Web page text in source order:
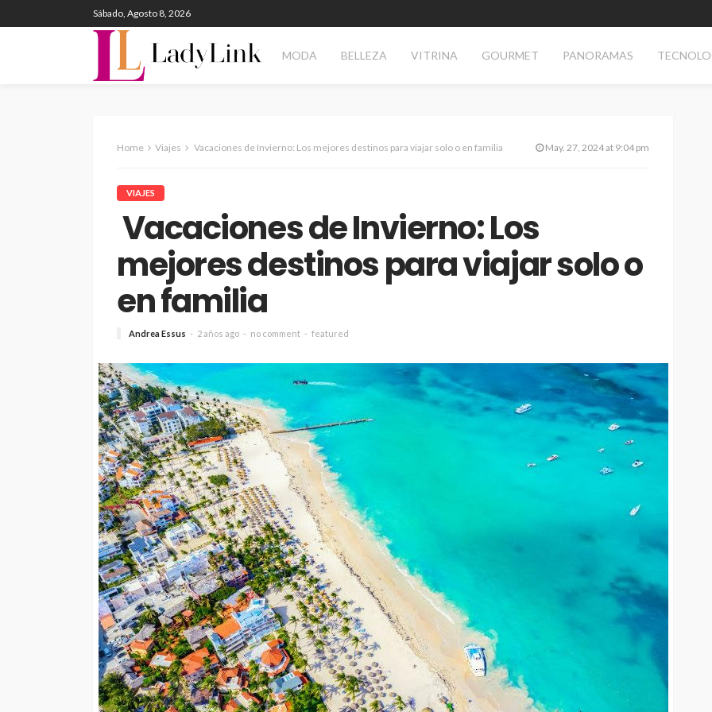
Sábado, Agosto 8, 2026
MODA BELLEZA VITRINA GOURMET PANORAMAS
Home Viajes Vacaciones de Invierno: Los mejores destinos para viajar solo o en familia May. 27, 2024 at 9:04 pm
VIAJES
Vacaciones de Invierno: Los
mejores destinos para viajar solo o
en familia
Andrea Essus 2 años ago no comment featured
SALUD
5 decisiones que marcan la
diferencia en tu bienestar
Andrea Essus 1 día ago
Entre el 6 y el 8 de agosto de
2026: Mica protectora,
limpieza y mano de obra
gratis: así será el nuevo
HUAWEI Service Day
1 día ago